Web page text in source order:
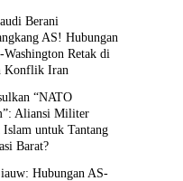
Berani
AS! Hubungan
Washington Retak di
Konflik Iran
“NATO
Aliansi Militer
Islam untuk Tantang
Barat?
Hubungan AS-